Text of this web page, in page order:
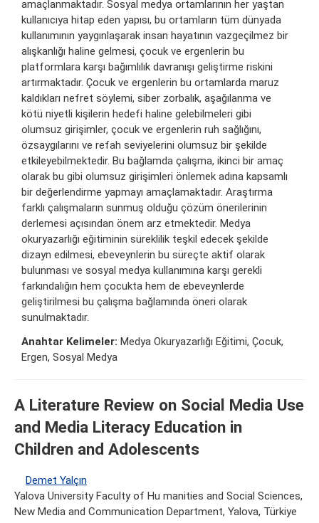
amaçlanmaktadır. Sosyal medya ortamlarının her yaştan
kullanıcıya hitap eden yapısı, bu ortamların tüm dünyada
kullanımının yaygınlaşarak insan hayatının vazgeçilmez bir
alışkanlığı haline gelmesi, çocuk ve ergenlerin bu
platformlara karşı bağımlılık davranışı geliştirme riskini
artırmaktadır. Çocuk ve ergenlerin bu ortamlarda maruz
kaldıkları nefret söylemi, siber zorbalık, aşağılanma ve
kötü niyetli kişilerin hedefi haline gelebilmeleri gibi
olumsuz girişimler, çocuk ve ergenlerin ruh sağlığını,
özsaygılarını ve refah seviyelerini olumsuz bir şekilde
etkileyebilmektedir. Bu bağlamda çalışma, ikinci bir amaç
olarak bu gibi olumsuz girişimleri önlemek adına kapsamlı
bir değerlendirme yapmayı amaçlamaktadır. Araştırma
farklı çalışmaların sunmuş olduğu çözüm önerilerinin
derlemesi açısından önem arz etmektedir. Medya
okuryazarlığı eğitiminin süreklilik teşkil edecek şekilde
dizayn edilmesi, ebeveynlerin bu süreçte aktif olarak
bulunması ve sosyal medya kullanımına karşı gerekli
farkındalığın hem çocukta hem de ebeveynlerde
geliştirilmesi bu çalışma bağlamında öneri olarak
sunulmaktadır.
Anahtar Kelimeler: Medya Okuryazarlığı Eğitimi, Çocuk,
Ergen, Sosyal Medya
A Literature Review on Social Media Use
and Media Literacy Education in
Children and Adolescents
Demet Yalçın
Yalova University Faculty of Hu manities and Social Sciences,
New Media and Communication Department, Yalova, Türkiye